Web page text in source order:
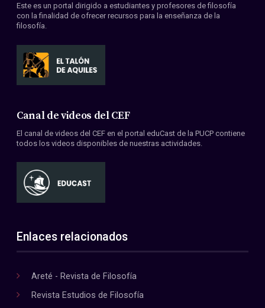
Convenios
Este es un portal dirigido a estudiantes y profesores de filosofía
con la finalidad de ofrecer recursos para la enseñanza de la
filosofía.
Canal de videos del CEF
El canal de videos del CEF en el portal eduCast de la PUCP contiene
todos los videos disponibles de nuestras actividades.
Enlaces relacionados
Areté - Revista de Filosofía
Revista Estudios de Filosofía